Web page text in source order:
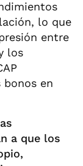
lo que
entre
los
en
a que los